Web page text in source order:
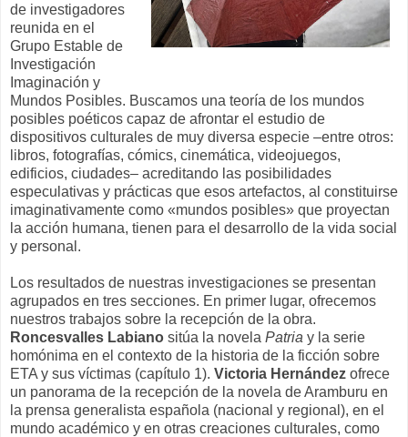
de investigadores
reunida en el
Grupo Estable de
Investigación
Imaginación y
Mundos Posibles. Buscamos una teoría de los mundos
posibles poéticos capaz de afrontar el estudio de
dispositivos culturales de muy diversa especie –entre otros:
libros, fotografías, cómics, cinemática, videojuegos,
edificios, ciudades– acreditando las posibilidades
especulativas y prácticas que esos artefactos, al constituirse
imaginativamente como «mundos posibles» que proyectan
la acción humana, tienen para el desarrollo de la vida social
y personal.
Los resultados de nuestras investigaciones se presentan
agrupados en tres secciones. En primer lugar, ofrecemos
nuestros trabajos sobre la recepción de la obra.
Roncesvalles Labiano sitúa la novela Patria y la serie
homónima en el contexto de la historia de la ficción sobre
ETA y sus víctimas (capítulo 1). Victoria Hernández ofrece
un panorama de la recepción de la novela de Aramburu en
la prensa generalista española (nacional y regional), en el
mundo académico y en otras creaciones culturales, como